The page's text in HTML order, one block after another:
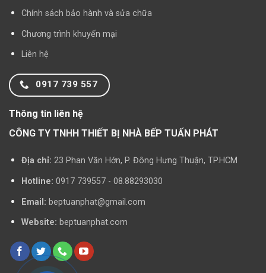
Chính sách bảo hành và sửa chữa
Chương trình khuyến mại
Liên hệ
0917 739 557
Thông tin liên hệ
CÔNG TY TNHH THIẾT BỊ NHÀ BẾP TUẤN PHÁT
Địa chỉ: 23 Phan Văn Hớn, P. Đông Hưng Thuận, TP.HCM
Hotline: 0917 739557 - 08.88293030
Email: beptuanphat@gmail.com
Website: beptuanphat.com